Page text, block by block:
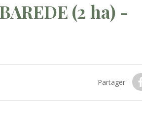
(2 ha) -
Partager